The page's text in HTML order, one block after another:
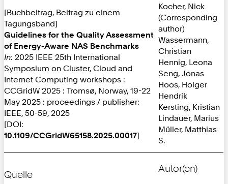
[Buchbeitrag, Beitrag zu einem
Tagungsband]
Guidelines for the Quality Assessment
of Energy-Aware NAS Benchmarks
In: 2025 IEEE 25th International
Symposium on Cluster, Cloud and
Internet Computing workshops :
CCGridW 2025 : Tromsø, Norway, 19-22
May 2025 : proceedings / publisher:
IEEE, 50-59, 2025
[DOI:
10.1109/CCGridW65158.2025.00017]
Kocher, Nick
(Corresponding
author)
Wassermann,
Christian
Hennig, Leona
Seng, Jonas
Hoos, Holger
Hendrik
Kersting, Kristian
Lindauer, Marius
Müller, Matthias
S.
Quelle
Autor(en)